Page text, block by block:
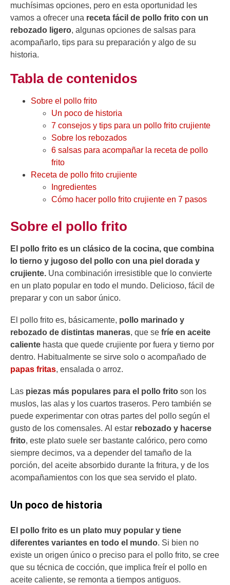
muchísimas opciones, pero en esta oportunidad les
vamos a ofrecer una receta fácil de pollo frito con un
rebozado ligero, algunas opciones de salsas para
acompañarlo, tips para su preparación y algo de su
historia.
Tabla de contenidos
Sobre el pollo frito
Un poco de historia
7 consejos y tips para un pollo frito crujiente
Sobre los rebozados
6 salsas para acompañar la receta de pollo
frito
Receta de pollo frito crujiente
Ingredientes
Cómo hacer pollo frito crujiente en 7 pasos
Sobre el pollo frito
El pollo frito es un clásico de la cocina, que combina
lo tierno y jugoso del pollo con una piel dorada y
crujiente. Una combinación irresistible que lo convierte
en un plato popular en todo el mundo. Delicioso, fácil de
preparar y con un sabor único.
El pollo frito es, básicamente, pollo marinado y
rebozado de distintas maneras, que se fríe en aceite
caliente hasta que quede crujiente por fuera y tierno por
dentro. Habitualmente se sirve solo o acompañado de
papas fritas, ensalada o arroz.
Las piezas más populares para el pollo frito son los
muslos, las alas y los cuartos traseros. Pero también se
puede experimentar con otras partes del pollo según el
gusto de los comensales. Al estar rebozado y hacerse
frito, este plato suele ser bastante calórico, pero como
siempre decimos, va a depender del tamaño de la
porción, del aceite absorbido durante la fritura, y de los
acompañamientos con los que sea servido el plato.
Un poco de historia
El pollo frito es un plato muy popular y tiene
diferentes variantes en todo el mundo. Si bien no
existe un origen único o preciso para el pollo frito, se cree
que su técnica de cocción, que implica freír el pollo en
aceite caliente, se remonta a tiempos antiguos.